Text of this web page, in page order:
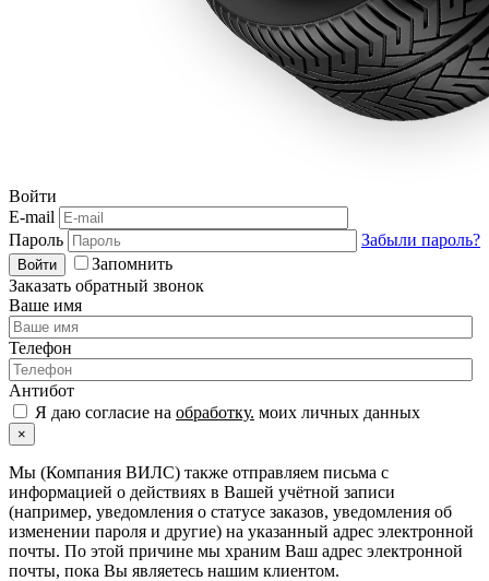
Войти
E-mail
Пароль
Забыли пароль?
Войти
Запомнить
Заказать обратный звонок
Ваше имя
Телефон
Антибот
Я даю согласие на обработку. моих личных данных
×
Мы (Компания ВИЛС) также отправляем письма с
информацией о действиях в Вашей учётной записи
(например, уведомления о статусе заказов, уведомления об
изменении пароля и другие) на указанный адрес электронной
почты. По этой причине мы храним Ваш адрес электронной
почты, пока Вы являетесь нашим клиентом.